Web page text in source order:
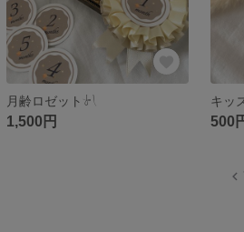
月齢ロゼット‎‪𓍯 ‬
1,500円
キッ
500